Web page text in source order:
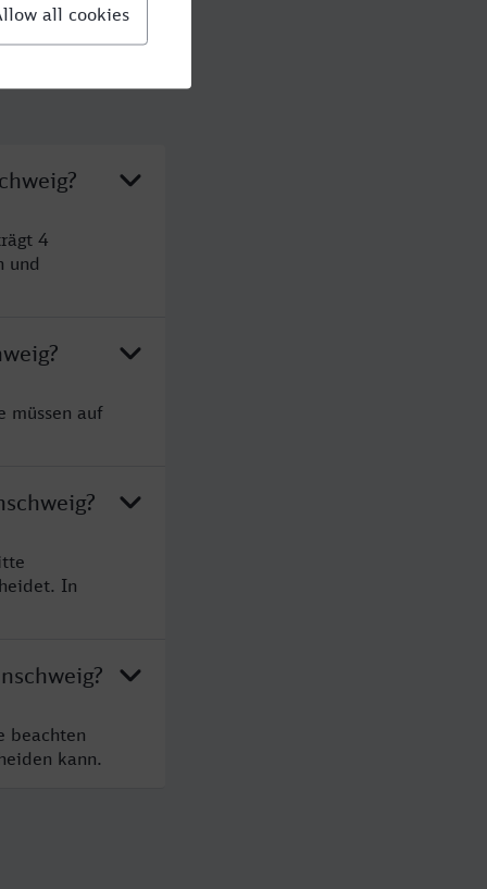
4
und
müssen auf
In
beachten
kann.